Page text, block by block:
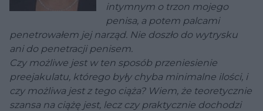
intymnym o trzon mojego
penisa, a potem palcami
penetrowałem jej narząd. Nie doszło do wytrysku
ani do penetracji penisem.
Czy możliwe jest w ten sposób przeniesienie
preejakulatu, którego były chyba minimalne ilości, i
czy możliwa jest z tego ciąża? Wiem, że teoretycznie
szansa na ciążę jest, lecz czy praktycznie dochodzi